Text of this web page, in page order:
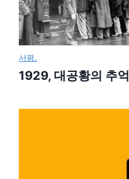
서평.
1929, 대공황의 추억